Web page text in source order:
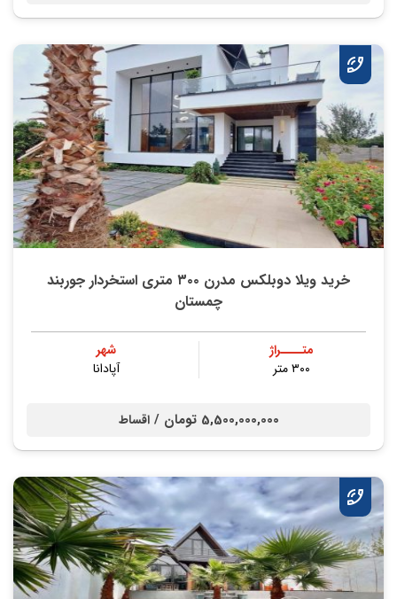
خرید ویلا دوبلکس مدرن ۳۰۰ متری استخردار جوربند
چمستان
متــــراژ
۳۰۰ متر
شهر
آپادانا
5,500,000,000 تومان / اقساط